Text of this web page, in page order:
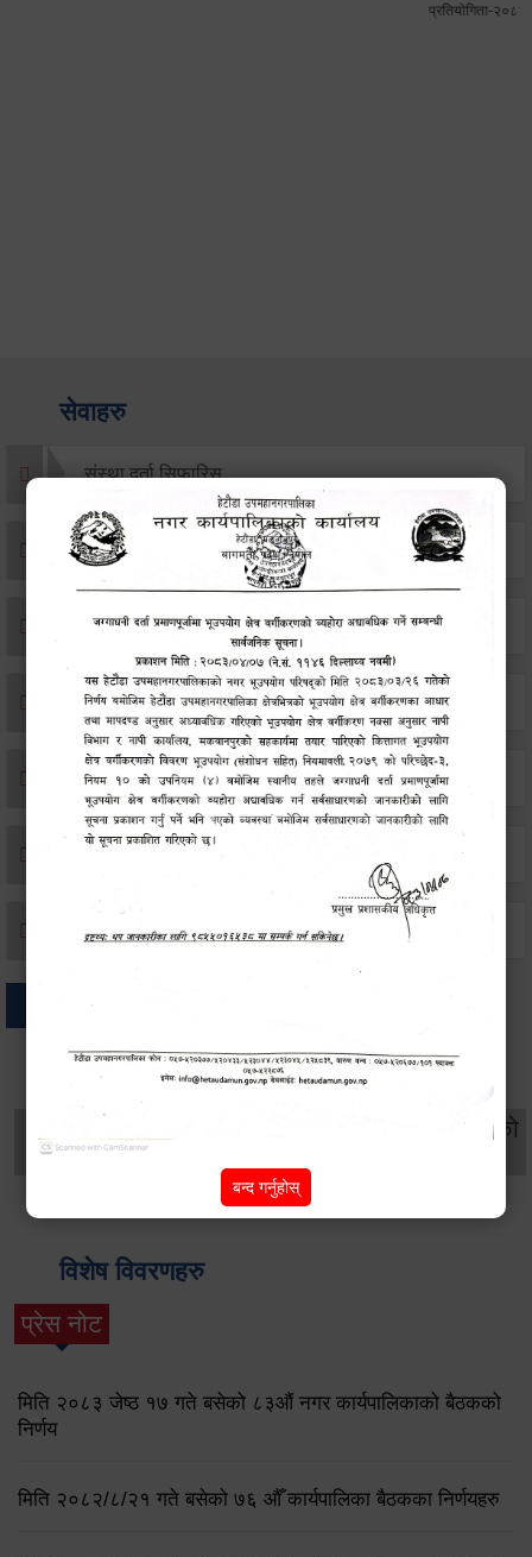
प्रतियोगिता-२०८३
सेवाहरु
संस्था दर्ता सिफारिस
एकिकृत सम्पत्ति कर/घर जग्गा कर
विवाह दर्ता
सम्बन्ध विच्छेद दर्ता
बसाइ-सराई जाने/आउने दर्ता
मृत्यू दर्ता
जन्म दर्ता
थप विवरणहरु
व्यक्तिगत घटना दर्ता
सूचनाको
विशेष विवरणहरु
प्रेस नोट
मिति २०८३ जेष्ठ १७ गते बसेको ८३औं नगर कार्यपालिकाको बैठकको
निर्णय
मिति २०८२/८/२१ गते बसेको ७६ औँ कार्यपालिका बैठकका निर्णयहरु
बन्द गर्नुहोस्